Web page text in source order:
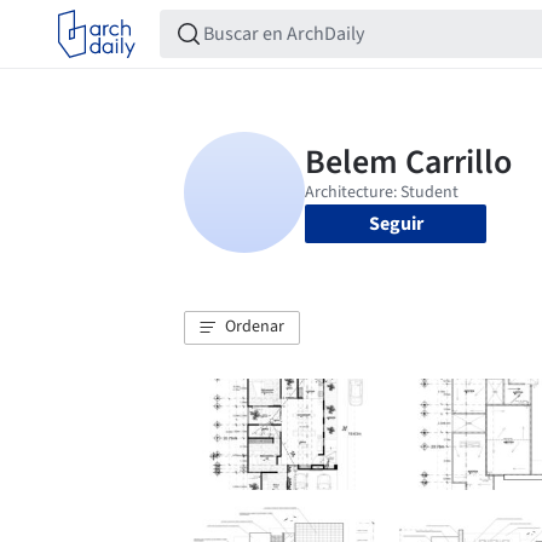
Seguir
Ordenar